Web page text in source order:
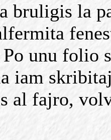
bruligis la
unu folio
iam
al fajro,